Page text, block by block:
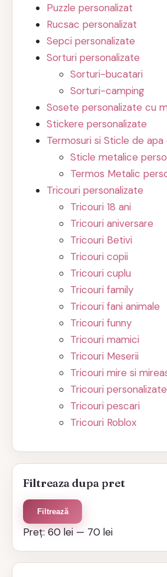
Puzzle personalizat
Rucsac personalizat
Sepci personalizate
Sorturi personalizate
Sorturi-bucatari
Sorturi-camping
Sosete personalizate cu
Stickere personalizate
Termosuri si Sticle de
Sticle metalice
Termos Metalic
Tricouri personalizate
Tricouri 18 ani
Tricouri aniversare
Tricouri Betivi
Tricouri copii
Tricouri cuplu
Tricouri family
Tricouri fani animale
Tricouri funny
Tricouri mamici
Tricouri Meserii
Tricouri mire si
Tricouri
Tricouri pescari
Tricouri Roblox
Filtreaza dupa pret
Preț
minim
Preț
maxim
Filtrează
Preț:60 lei — 70 lei